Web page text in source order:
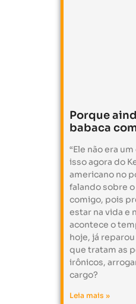
Porque
babaca
“Ele não era
isso agora do
americano no
falando sobre
comigo, pois
estar na vida e
acontece o
hoje, já
que tratam as
irônicos,
cargo?
Leia mais »